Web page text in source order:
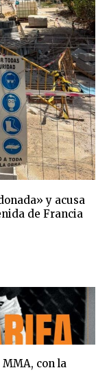
y acusa
de Francia
con la